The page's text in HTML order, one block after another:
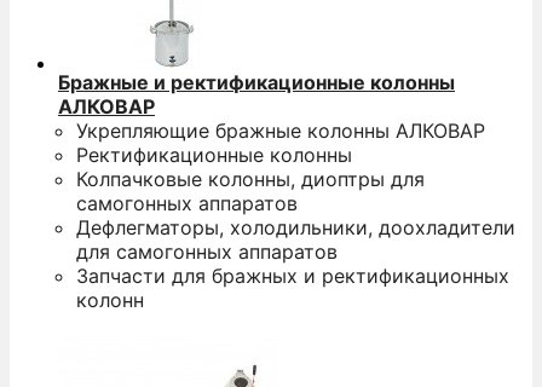
Бражные и ректификационные колонны
АЛКОВАР
Укрепляющие бражные колонны АЛКОВАР
Ректификационные колонны
Колпачковые колонны, диоптры для
самогонных аппаратов
Дефлегматоры, холодильники, доохладители
для самогонных аппаратов
Запчасти для бражных и ректификационных
колонн